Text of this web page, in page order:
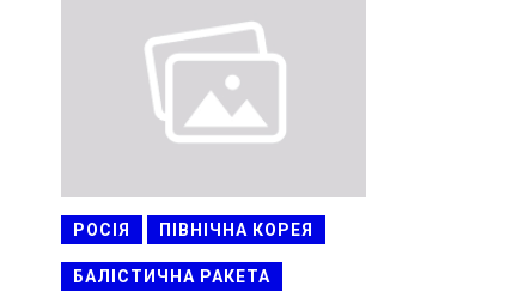
РОСІЯ ПІВНІЧНА КОРЕЯ
БАЛІСТИЧНА РАКЕТА